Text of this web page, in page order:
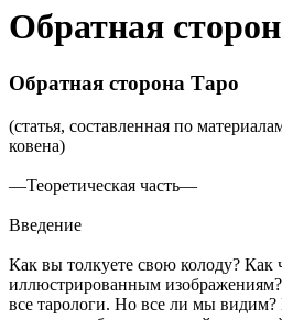
Обратная
Обратная сторона Таро
(статья, составленная по
ковена)
—Теоретическая часть—
Введение
Как вы толкуете свою колоду? Как
иллюстрированным
все тарологи. Но все ли мы